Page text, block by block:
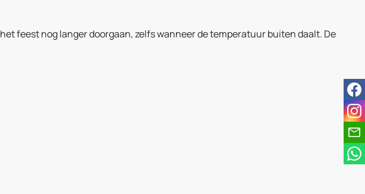
feest nog langer doorgaan, zelfs wanneer de temperatuur buiten daalt. De